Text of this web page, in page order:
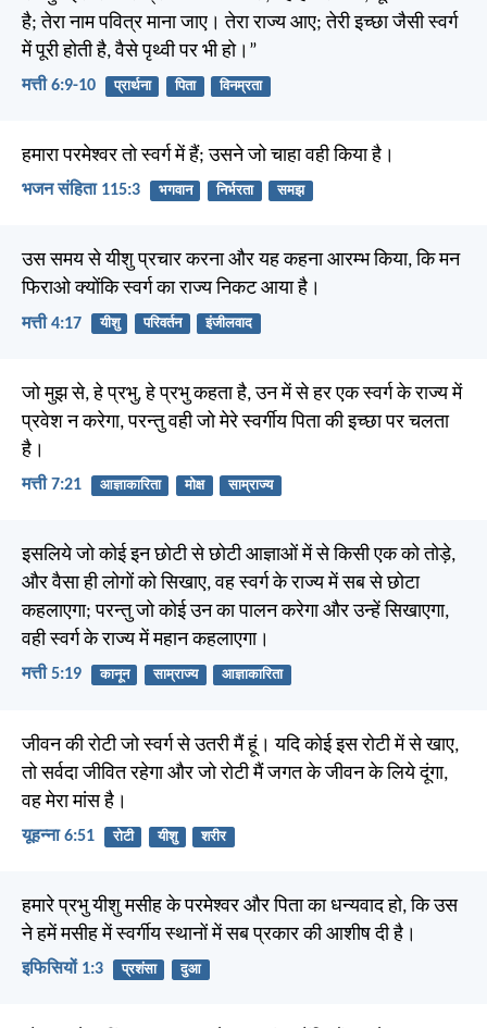
है; तेरा नाम पवित्र माना जाए। तेरा राज्य आए; तेरी इच्छा जैसी स्वर्ग
में पूरी होती है, वैसे पृथ्वी पर भी हो।”
मत्ती 6:9-10 प्रार्थना पिता विनम्रता
हमारा परमेश्वर तो स्वर्ग में हैं; उसने जो चाहा वही किया है।
भजन संहिता 115:3 भगवान निर्भरता समझ
उस समय से यीशु प्रचार करना और यह कहना आरम्भ किया, कि मन
फिराओ क्योंकि स्वर्ग का राज्य निकट आया है।
मत्ती 4:17 यीशु परिवर्तन इंजीलवाद
जो मुझ से, हे प्रभु, हे प्रभु कहता है, उन में से हर एक स्वर्ग के राज्य में
प्रवेश न करेगा, परन्तु वही जो मेरे स्वर्गीय पिता की इच्छा पर चलता
है।
मत्ती 7:21 आज्ञाकारिता मोक्ष साम्राज्य
इसलिये जो कोई इन छोटी से छोटी आज्ञाओं में से किसी एक को तोड़े,
और वैसा ही लोगों को सिखाए, वह स्वर्ग के राज्य में सब से छोटा
कहलाएगा; परन्तु जो कोई उन का पालन करेगा और उन्हें सिखाएगा,
वही स्वर्ग के राज्य में महान कहलाएगा।
मत्ती 5:19 कानून साम्राज्य आज्ञाकारिता
जीवन की रोटी जो स्वर्ग से उतरी मैं हूं। यदि कोई इस रोटी में से खाए,
तो सर्वदा जीवित रहेगा और जो रोटी मैं जगत के जीवन के लिये दूंगा,
वह मेरा मांस है।
यूहन्ना 6:51 रोटी यीशु शरीर
हमारे प्रभु यीशु मसीह के परमेश्वर और पिता का धन्यवाद हो, कि उस
ने हमें मसीह में स्वर्गीय स्थानों में सब प्रकार की आशीष दी है।
इफिसियों 1:3 प्रशंसा दुआ